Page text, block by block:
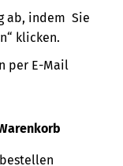
ab, indem Sie
klicken.
per E-Mail